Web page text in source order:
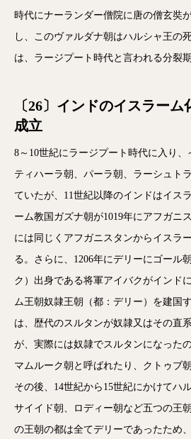
時代にナーランダー僧院に唐の僧玄奘
し、このヴァルダナ朝はハルシャ王の
は、ラージプート時代と言われる分裂
〔26〕インドのイスラー
成立
8～10世紀にラージプート時代に入り
ティハーラ朝、パーラ朝、ラーシュト
ていたが、11世紀以降のインドはイス
ーム教国ガズナ朝が1019年にアフガニ
には同じくアフガニスタンからイスラ
る。さらに、1206年にデリーにゴール
ク）出身である将軍アイバクがインド
ム王朝奴隷王朝（都：デリー）を建国
は、歴代のスルタンが奴隷又はその直
が、実際には奴隷でスルタンになった
マムルーク朝と呼ばれたり、クトゥブ
その後、14世紀から15世紀にかけてハ
サイイド朝、ロディー朝など五つの王
の王朝の都は全てデリーであったため